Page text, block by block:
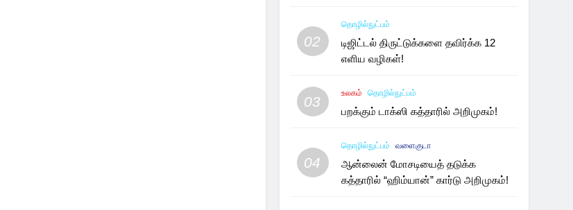
02
தொழில்நுட்பம்
டிஜிட்டல் திருட்டுக்களை தவிர்க்க 12
எளிய வழிகள்!
03
உலகம் தொழில்நுட்பம்
பறக்கும் டாக்ஸி கத்தாரில் அறிமுகம்!
04
தொழில்நுட்பம் வளைகுடா
ஆன்லைன் மோசடியைத் தடுக்க
கத்தாரில் “ஹிம்யான்” கார்டு அறிமுகம்!